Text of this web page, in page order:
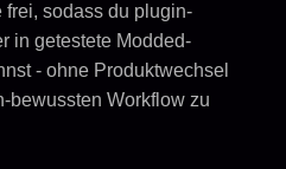
frei, sodass du plugin-
in getestete Modded-
- ohne Produktwechsel
bewussten Workflow zu